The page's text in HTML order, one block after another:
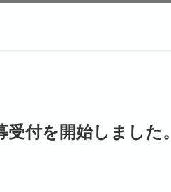
受付を開始しました。